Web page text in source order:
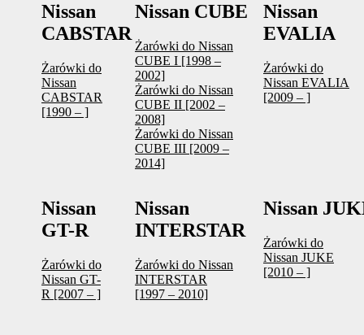
Nissan
CABSTAR
Żarówki do
Nissan
CABSTAR
[1990 – ]
Nissan CUBE
Żarówki do Nissan
CUBE I [1998 –
2002]
Żarówki do Nissan
CUBE II [2002 –
2008]
Żarówki do Nissan
CUBE III [2009 –
2014]
Nissan
EVALIA
Żarówki do
Nissan EVALIA
[2009 – ]
Nissan
GT-R
Żarówki do
Nissan GT-
R [2007 – ]
Nissan
INTERSTAR
Żarówki do Nissan
INTERSTAR
[1997 – 2010]
Nissan
Żarówki do
Nissan JUKE
[2010 – ]